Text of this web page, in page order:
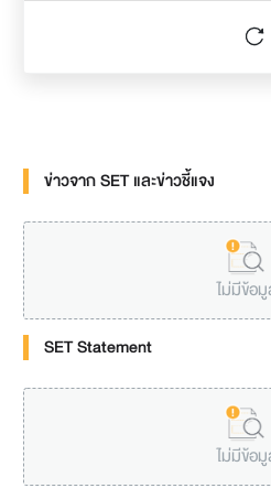
ข่าวจาก SET และข่าวชี้แจง
ไม่มีข้อ
SET Statement
ไม่มีข้อ